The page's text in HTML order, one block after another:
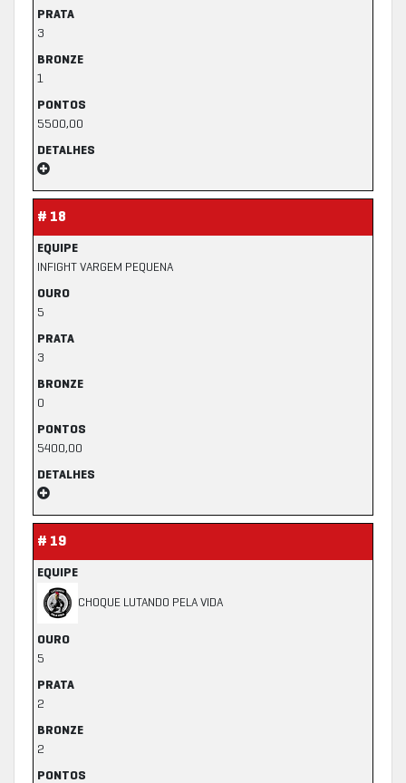
PRATA
3
BRONZE
1
PONTOS
5500,00
DETALHES
# 18
EQUIPE
INFIGHT VARGEM PEQUENA
OURO
5
PRATA
3
BRONZE
0
PONTOS
5400,00
DETALHES
# 19
EQUIPE
CHOQUE LUTANDO PELA VIDA
OURO
5
PRATA
2
BRONZE
2
PONTOS